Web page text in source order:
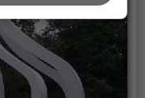
von 160 Hektar
betreut. Zum
ein Café und
mehr als 100.000